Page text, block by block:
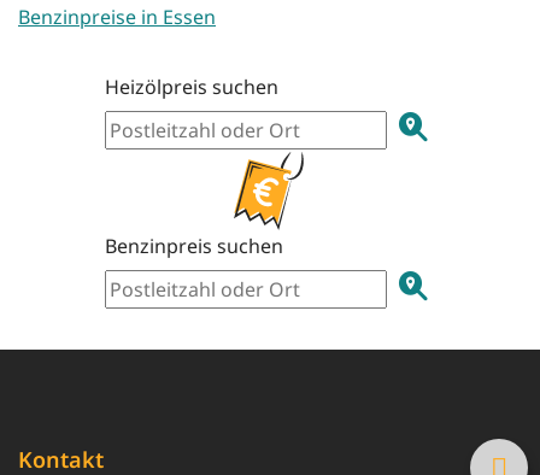
Benzinpreise in Essen
Heizölpreis suchen
Benzinpreis suchen
Kontakt